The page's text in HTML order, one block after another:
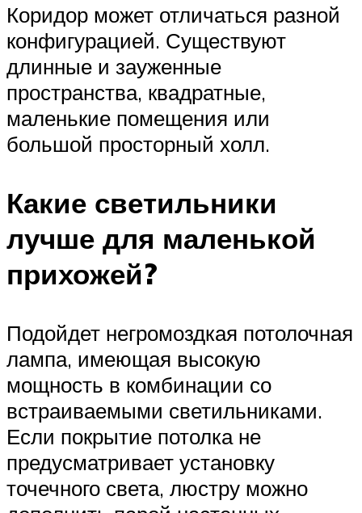
Коридор может отличаться разной
конфигурацией. Существуют
длинные и зауженные
пространства, квадратные,
маленькие помещения или
большой просторный холл.
Какие светильники
лучше для маленькой
прихожей?
Подойдет негромоздкая потолочная
лампа, имеющая высокую
мощность в комбинации со
встраиваемыми светильниками.
Если покрытие потолка не
предусматривает установку
точечного света, люстру можно